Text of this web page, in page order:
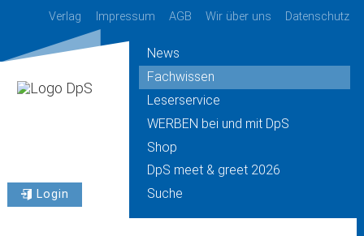
Verlag Impressum AGB Wir über uns Datenschutz
Login
News
Fachwissen
Leserservice
WERBEN bei und mit DpS
Shop
DpS meet & greet 2026
Suche